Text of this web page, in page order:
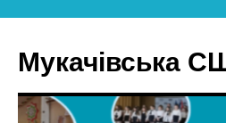
content
Мукачівська